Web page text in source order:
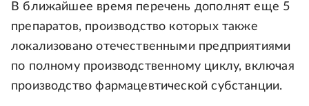
В ближайшее время перечень дополнят еще 5
препаратов, производство которых также
локализовано отечественными предприятиями
по полному производственному циклу, включая
производство фармацевтической субстанции.